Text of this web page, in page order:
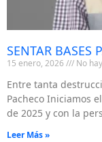
SENTAR BASES
15 enero, 2026 No
Entre tanta
Pacheco Iniciamos
de 2025 y con la
Leer Más »